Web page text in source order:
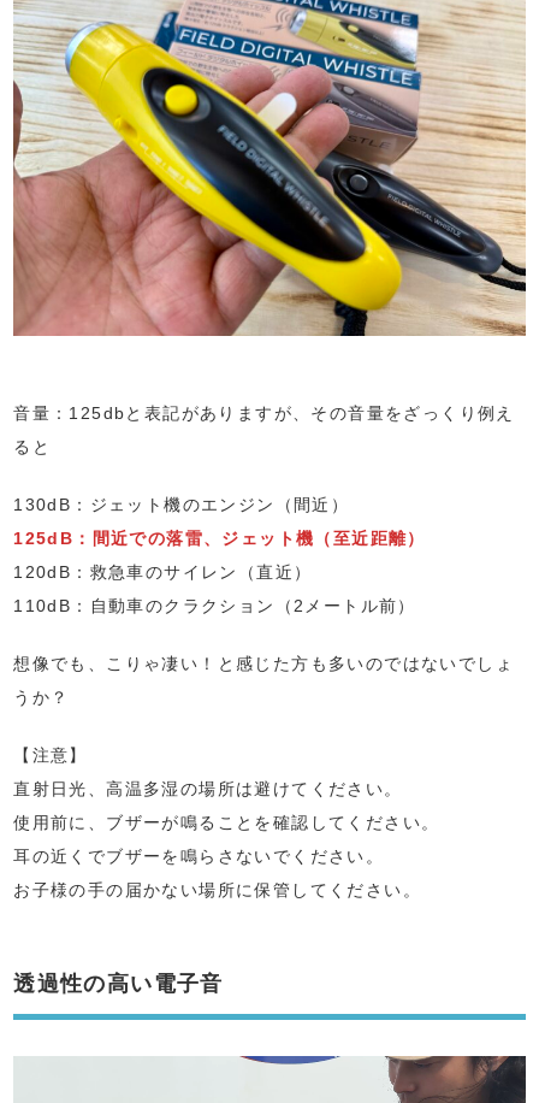
音量：125dbと表記がありますが、その音量をざっくり例え
ると
130dB：ジェット機のエンジン（間近）
125dB：間近での落雷、ジェット機（至近距離）
120dB：救急車のサイレン（直近）
110dB：自動車のクラクション（2メートル前）
想像でも、こりゃ凄い！と感じた方も多いのではないでしょ
うか？
【注意】
直射日光、高温多湿の場所は避けてください。
使用前に、ブザーが鳴ることを確認してください。
耳の近くでブザーを鳴らさないでください。
お子様の手の届かない場所に保管してください。
透過性の高い電子音